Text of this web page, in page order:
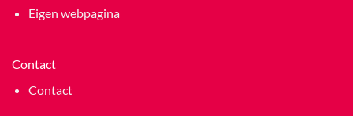
Eigen webpagina
Contact
Contact